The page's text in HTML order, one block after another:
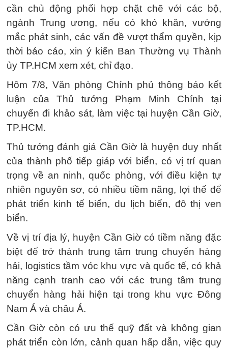
cần chủ động phối hợp chặt chẽ với các bộ,
ngành Trung ương, nếu có khó khăn, vướng
mắc phát sinh, các vấn đề vượt thẩm quyền, kịp
thời báo cáo, xin ý kiến Ban Thường vụ Thành
ủy TP.HCM xem xét, chỉ đạo.
Hôm 7/8, Văn phòng Chính phủ thông báo kết
luận của Thủ tướng Phạm Minh Chính tại
chuyến đi khảo sát, làm việc tại huyện Cần Giờ,
TP.HCM.
Thủ tướng đánh giá Cần Giờ là huyện duy nhất
của thành phố tiếp giáp với biển, có vị trí quan
trọng về an ninh, quốc phòng, với điều kiện tự
nhiên nguyên sơ, có nhiều tiềm năng, lợi thế để
phát triển kinh tế biển, du lịch biển, đô thị ven
biển.
Về vị trí địa lý, huyện Cần Giờ có tiềm năng đặc
biệt để trở thành trung tâm trung chuyển hàng
hải, logistics tầm vóc khu vực và quốc tế, có khả
năng cạnh tranh cao với các trung tâm trung
chuyển hàng hải hiện tại trong khu vực Đông
Nam Á và châu Á.
Cần Giờ còn có ưu thế quỹ đất và không gian
phát triển còn lớn, cảnh quan hấp dẫn, việc quy